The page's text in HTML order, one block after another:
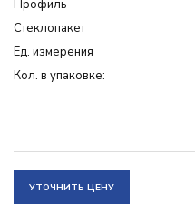
Профиль
Cтеклопакет
Ед. измерения
Кол. в упаковке:
УТОЧНИТЬ ЦЕНУ